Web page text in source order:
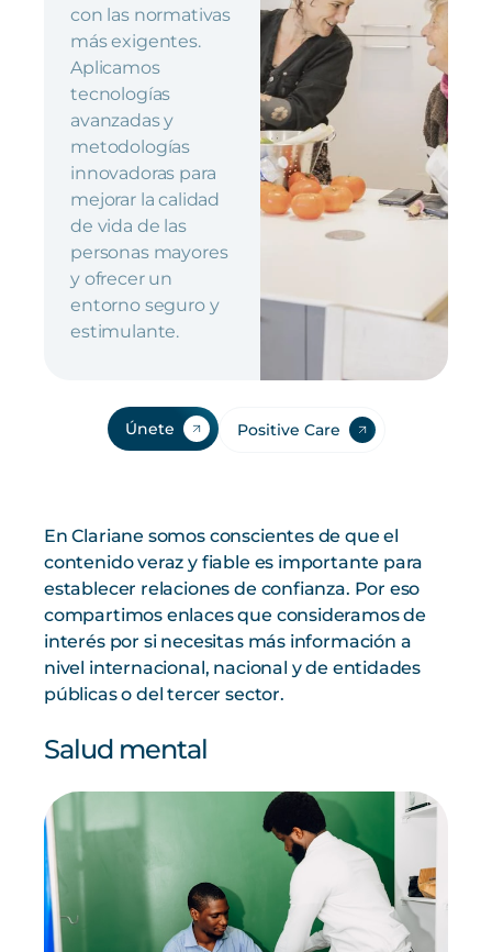
con las normativas
más exigentes.
Aplicamos
tecnologías
avanzadas y
metodologías
innovadoras para
mejorar la calidad
de vida de las
personas mayores
y ofrecer un
entorno seguro y
estimulante.
Únete Positive Care
En Clariane somos conscientes de que el
contenido veraz y fiable es importante para
establecer relaciones de confianza. Por eso
compartimos enlaces que consideramos de
interés por si necesitas más información a
nivel internacional, nacional y de entidades
públicas o del tercer sector.
Salud mental